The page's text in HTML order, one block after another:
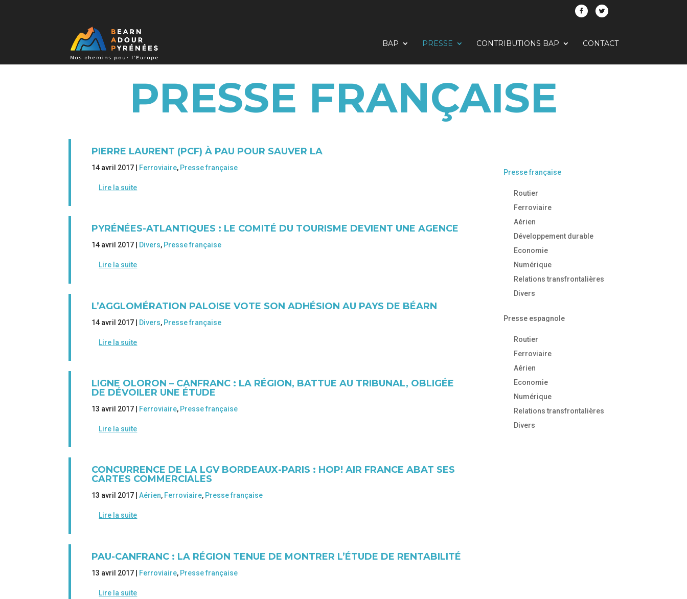
BAP PRESSE CONTRIBUTIONS BAP CONTACT
PRESSE FRANÇAISE
PIERRE LAURENT (PCF) À PAU POUR SAUVER LA
14 avril 2017 | Ferroviaire, Presse française
Lire la suite
PYRÉNÉES-ATLANTIQUES : LE COMITÉ DU TOURISME DEVIENT UNE AGENCE
14 avril 2017 | Divers, Presse française
Lire la suite
L’AGGLOMÉRATION PALOISE VOTE SON ADHÉSION AU PAYS DE BÉARN
14 avril 2017 | Divers, Presse française
Lire la suite
LIGNE OLORON – CANFRANC : LA RÉGION, BATTUE AU TRIBUNAL, OBLIGÉE
DE DÉVOILER UNE ÉTUDE
13 avril 2017 | Ferroviaire, Presse française
Lire la suite
CONCURRENCE DE LA LGV BORDEAUX-PARIS : HOP! AIR FRANCE ABAT SES
CARTES COMMERCIALES
13 avril 2017 |Aérien, Ferroviaire, Presse française
Lire la suite
PAU-CANFRANC : LA RÉGION TENUE DE MONTRER L’ÉTUDE DE RENTABILITÉ
13 avril 2017 | Ferroviaire, Presse française
Lire la suite
Presse française
Routier
Ferroviaire
Aérien
Développement durable
Economie
Numérique
Relations transfrontalières
Divers
Presse espagnole
Routier
Ferroviaire
Aérien
Economie
Numérique
Relations transfrontalières
Divers